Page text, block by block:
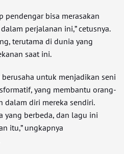
pendengar bisa merasakan
perjalanan ini,” cetusnya.
terutama di dunia yang
saat ini.
untuk menjadikan seni
yang membantu orang-
dalam diri mereka sendiri.
yang berbeda, dan lagu ini
itu,” ungkapnya